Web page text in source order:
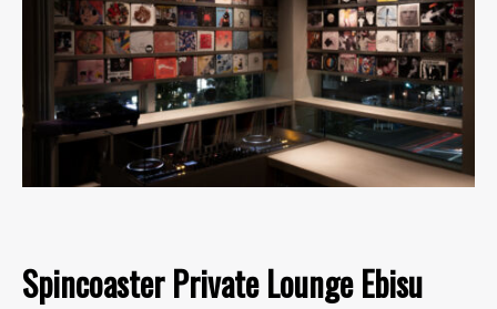
Spincoaster Private Lounge Ebisu